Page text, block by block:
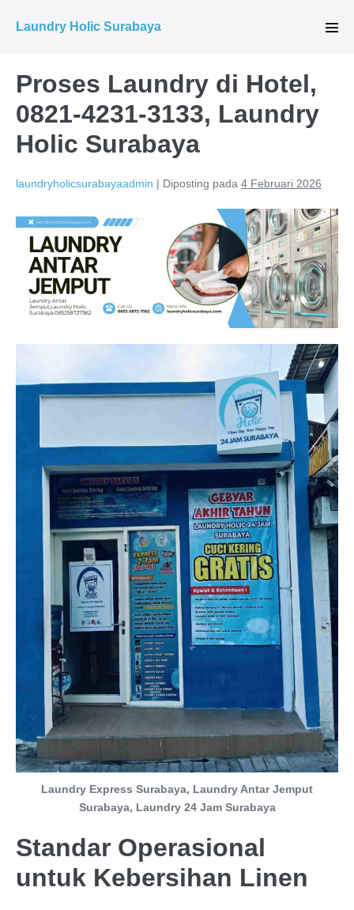
Laundry Holic Surabaya
Proses Laundry di Hotel,
0821-4231-3133, Laundry
Holic Surabaya
laundryholicsurabayaadmin | Diposting pada 4 Februari 2026
Laundry Express Surabaya, Laundry Antar Jemput
Surabaya, Laundry 24 Jam Surabaya
Standar Operasional
untuk Kebersihan Linen